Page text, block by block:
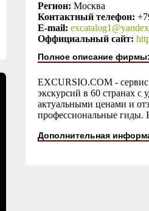
Регион: Москва
Контактный телефон:
E-mail:
Оффициальный сайт:
Полное описание
EXCURSIO.COM - сервис
экскурсий в 60 странах
актуальными ценами и
профессиональные гиды.
Дополнительная